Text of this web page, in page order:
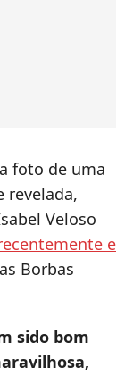
foto de uma
revelada,
Veloso
e
Borbas
sido bom